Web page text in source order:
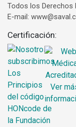
Todos los Derechos
E-mail:
Certificación: